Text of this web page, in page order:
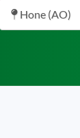
Hone (AO)